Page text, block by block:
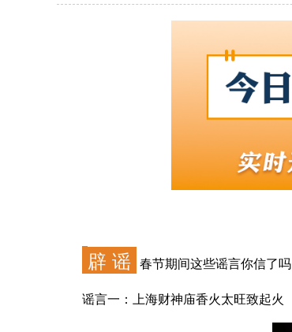
辟 谣 春节期间这些谣言你信了吗
谣言一：上海财神庙香火太旺致起火